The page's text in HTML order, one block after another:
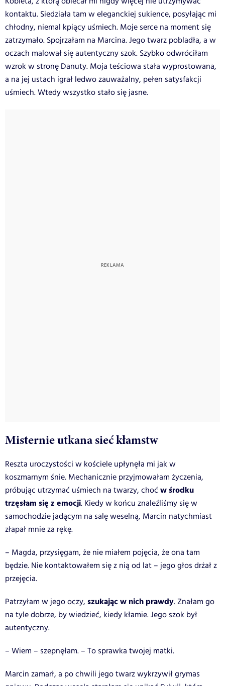
kontaktu. Siedziała tam w eleganckiej sukience, posyłając mi
chłodny, niemal kpiący uśmiech. Moje serce na moment się
zatrzymało. Spojrzałam na Marcina. Jego twarz pobladła, a w
oczach malował się autentyczny szok. Szybko odwróciłam
wzrok w stronę Danuty. Moja teściowa stała wyprostowana,
a na jej ustach igrał ledwo zauważalny, pełen satysfakcji
uśmiech. Wtedy wszystko stało się jasne.
Misternie utkana sieć kłamstw
Reszta uroczystości w kościele upłynęła mi jak w
koszmarnym śnie. Mechanicznie przyjmowałam życzenia,
próbując utrzymać uśmiech na twarzy, choć w środku
trzęsłam się z emocji. Kiedy w końcu znaleźliśmy się w
samochodzie jadącym na salę weselną, Marcin natychmiast
złapał mnie za rękę.
– Magda, przysięgam, że nie miałem pojęcia, że ona tam
będzie. Nie kontaktowałem się z nią od lat – jego głos drżał z
przejęcia.
Patrzyłam w jego oczy, szukając w nich prawdy. Znałam go
na tyle dobrze, by wiedzieć, kiedy kłamie. Jego szok był
autentyczny.
– Wiem – szepnęłam. – To sprawka twojej matki.
Marcin zamarł, a po chwili jego twarz wykrzywił grymas